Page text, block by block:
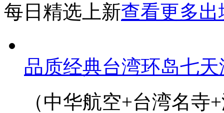
每日精选上新查看更多出
品质经典台湾环岛七天
（中华航空+台湾名